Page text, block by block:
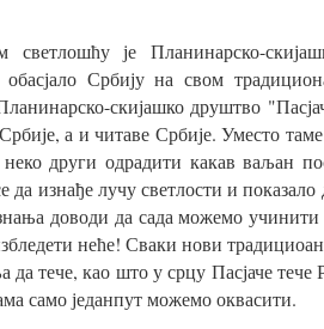
светлошћу је Планинарско-
обасјало Србију на свом
скијашко друштво
а и читаве Србије. Уместо
други одрадити какав ваљан
да изнађе лучу светлости и
доводи да сада можемо
неће! Сваки нови
да тече, као што у срцу Пасјаче
само једанпут можемо оквасити.